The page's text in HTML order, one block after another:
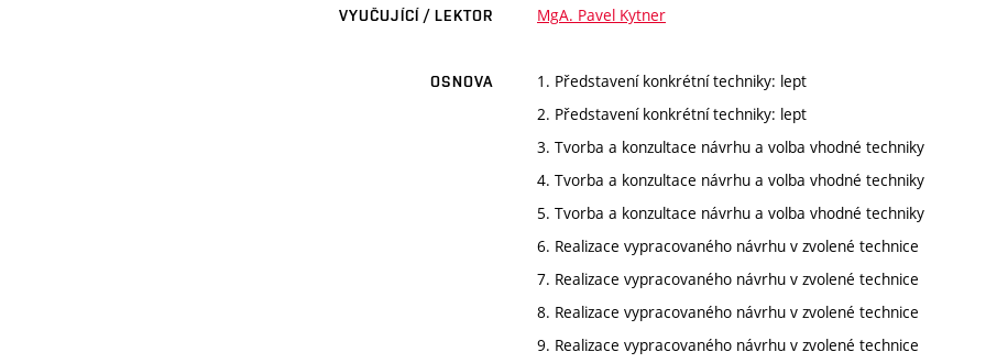
VYUČUJÍCÍ / LEKTOR MgA. Pavel Kytner
OSNOVA
1. Představení konkrétní techniky: lept
2. Představení konkrétní techniky: lept
3. Tvorba a konzultace návrhu a volba vhodné techniky
4. Tvorba a konzultace návrhu a volba vhodné techniky
5. Tvorba a konzultace návrhu a volba vhodné techniky
6. Realizace vypracovaného návrhu v zvolené technice
7. Realizace vypracovaného návrhu v zvolené technice
8. Realizace vypracovaného návrhu v zvolené technice
9. Realizace vypracovaného návrhu v zvolené technice